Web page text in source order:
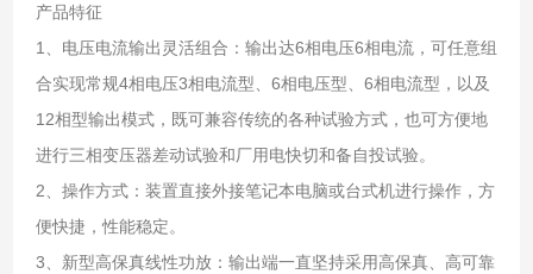
产品特征
1、电压电流输出灵活组合：输出达6相电压6相电流，可任意组
合实现常规4相电压3相电流型、6相电压型、6相电流型，以及
12相型输出模式，既可兼容传统的各种试验方式，也可方便地
进行三相变压器差动试验和厂用电快切和备自投试验。
2、操作方式：装置直接外接笔记本电脑或台式机进行操作，方
便快捷，性能稳定。
3、新型高保真线性功放：输出端一直坚持采用高保真、高可靠